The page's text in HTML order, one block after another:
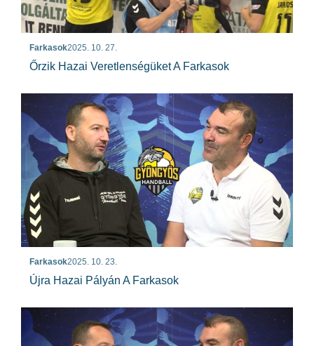
Farkasok2025. 10. 27.
Őrzik Hazai Veretlenségüket A Farkasok
Farkasok2025. 10. 23.
Újra Hazai Pályán A Farkasok